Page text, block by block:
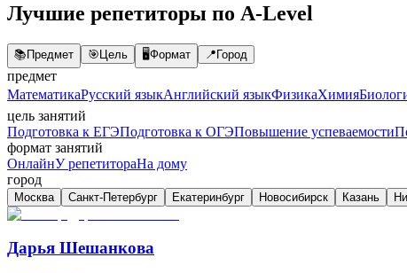
Лучшие репетиторы по A-Level
📚Предмет 🎯Цель 🖥️Формат 📍Город
предмет
МатематикаРусский языкАнглийский языкФизикаХимия
цель занятий
Подготовка к ЕГЭПодготовка к ОГЭПовышение успеваемости
формат занятий
ОнлайнУ репетитораНа дому
город
Москва Санкт-Петербург Екатеринбург Новосибирск Казань
Дарья Шешанкова